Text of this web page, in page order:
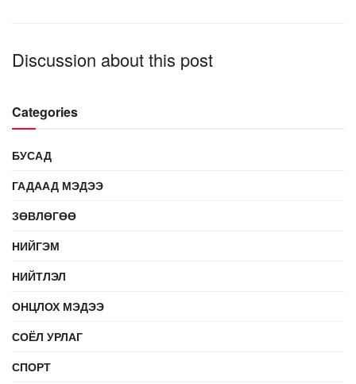
Discussion about this post
Categories
БУСАД
ГАДААД МЭДЭЭ
ЗӨВЛӨГӨӨ
НИЙГЭМ
НИЙТЛЭЛ
ОНЦЛОХ МЭДЭЭ
СОЁЛ УРЛАГ
СПОРТ